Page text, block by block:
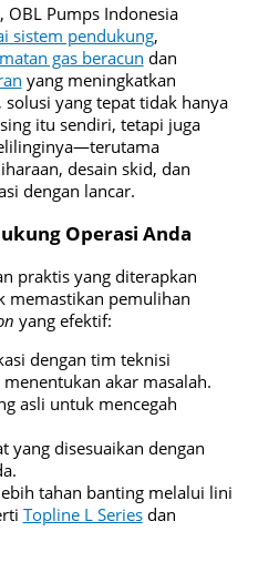
OBL Pumps Indonesia
sistem pendukung,
gas beracun dan
yang meningkatkan
yang tepat tidak hanya
itu sendiri, tetapi juga
desain skid, dan
dengan lancar.
Operasi Anda
praktis yang diterapkan
memastikan pemulihan
yang efektif:
dengan tim teknisi
akar masalah.
asli untuk mencegah
yang disesuaikan dengan
tahan banting melalui lini
Topline L Seriesdan